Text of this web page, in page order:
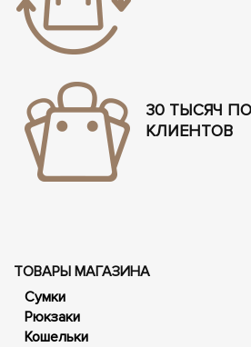
30 ТЫСЯЧ
КЛИЕНТОВ
ТОВАРЫ МАГАЗИНА
Сумки
Рюкзаки
Кошельки